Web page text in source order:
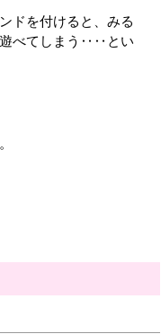
ドを付けると、みる
遊べてしまう‥‥とい